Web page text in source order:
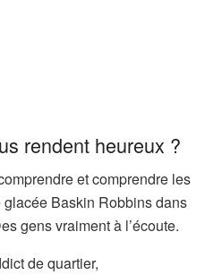
rendent heureux ?
et comprendre les
glacée Baskin Robbins dans
gens vraiment à l’écoute.
de quartier,